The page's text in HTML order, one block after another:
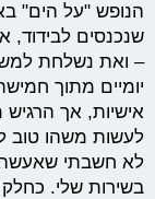
הנופש "על הים"
שנכנסים לבידוד,
– ואת נשלחת
יומיים מתוך
אישיות, אך
לעשות משהו טוב
לא חשבתי שאעשה
בשירות שלי.